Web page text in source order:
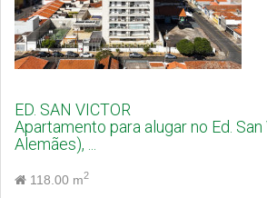
ED. SAN VICTOR
Apartamento para alugar no Ed.
Alemães), ...
118.00 m2